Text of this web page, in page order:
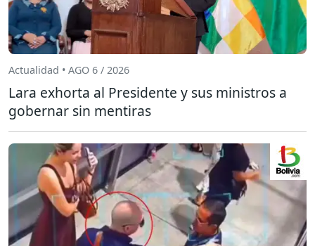
Actualidad • AGO 6 / 2026
Lara exhorta al Presidente y sus ministros a
gobernar sin mentiras